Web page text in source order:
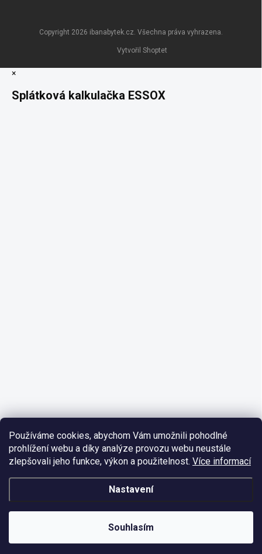
Používáme cookies, abychom Vám umožnili pohodlné
prohlížení webu a díky analýze provozu webu neustále
zlepšovali jeho funkce, výkon a použitelnost. Více informací
Nastavení
Souhlasím
Vytvořil Shoptet
Copyright 2026 ibanabytek.cz. Všechna práva vyhrazena.
×
Splátková kalkulačka ESSOX